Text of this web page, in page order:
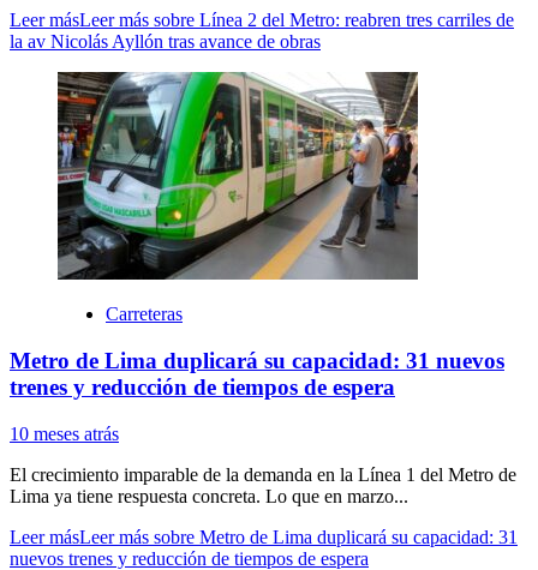
Leer másLeer más sobre Línea 2 del Metro: reabren tres carriles de
la av Nicolás Ayllón tras avance de obras
Carreteras
Metro de Lima duplicará su capacidad: 31 nuevos
trenes y reducción de tiempos de espera
10 meses atrás
El crecimiento imparable de la demanda en la Línea 1 del Metro de
Lima ya tiene respuesta concreta. Lo que en marzo...
Leer másLeer más sobre Metro de Lima duplicará su capacidad: 31
nuevos trenes y reducción de tiempos de espera